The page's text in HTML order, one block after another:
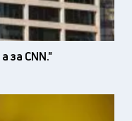
за CNN."